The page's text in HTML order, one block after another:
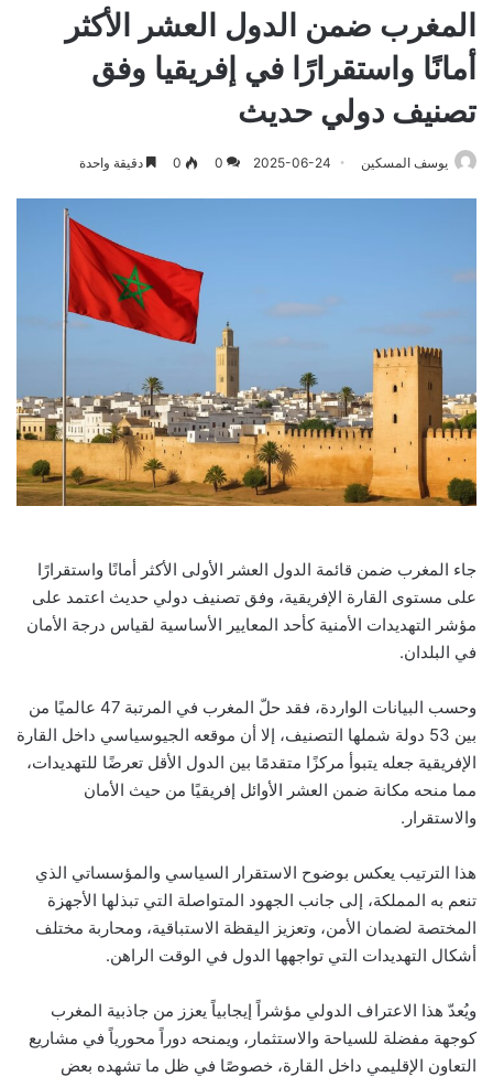
المغرب ضمن الدول العشر الأكثر
أمانًا واستقرارًا في إفريقيا وفق
تصنيف دولي حديث
يوسف المسكين 2025-06-24
0
0 دقيقة واحدة
جاء المغرب ضمن قائمة الدول العشر الأولى الأكثر أمانًا واستقرارًا
على مستوى القارة الإفريقية، وفق تصنيف دولي حديث اعتمد على
مؤشر التهديدات الأمنية كأحد المعايير الأساسية لقياس درجة الأمان
في البلدان.
وحسب البيانات الواردة، فقد حلّ المغرب في المرتبة 47 عالميًا من
بين 53 دولة شملها التصنيف، إلا أن موقعه الجيوسياسي داخل القارة
الإفريقية جعله يتبوأ مركزًا متقدمًا بين الدول الأقل تعرضًا للتهديدات،
مما منحه مكانة ضمن العشر الأوائل إفريقيًا من حيث الأمان
والاستقرار.
هذا الترتيب يعكس بوضوح الاستقرار السياسي والمؤسساتي الذي
تنعم به المملكة، إلى جانب الجهود المتواصلة التي تبذلها الأجهزة
المختصة لضمان الأمن، وتعزيز اليقظة الاستباقية، ومحاربة مختلف
أشكال التهديدات التي تواجهها الدول في الوقت الراهن.
ويُعدّ هذا الاعتراف الدولي مؤشراً إيجابياً يعزز من جاذبية المغرب
كوجهة مفضلة للسياحة والاستثمار، ويمنحه دوراً محورياً في مشاريع
التعاون الإقليمي داخل القارة، خصوصًا في ظل ما تشهده بعض